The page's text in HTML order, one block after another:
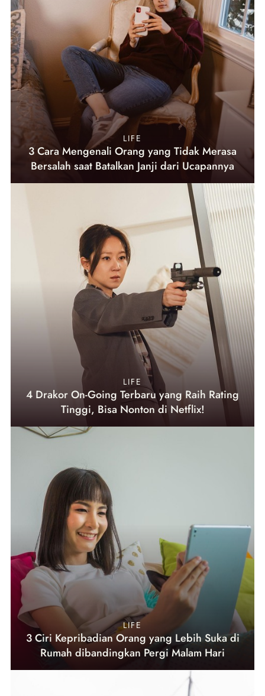
LIFE
3 Cara Mengenali Orang yang Tidak Merasa
Bersalah saat Batalkan Janji dari Ucapannya
LIFE
4 Drakor On-Going Terbaru yang Raih Rating
Tinggi, Bisa Nonton di Netflix!
LIFE
3 Ciri Kepribadian Orang yang Lebih Suka di
Rumah dibandingkan Pergi Malam Hari